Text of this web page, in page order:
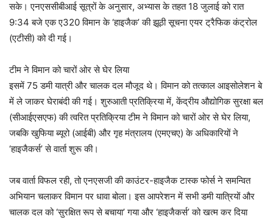
सके। एनएससीबीआई सूत्रों के अनुसार, अभ्यास के तहत 18 जुलाई को रात
9:34 बजे एक ए320 विमान के ‘हाइजैक’ की झूठी सूचना एयर ट्रैफिक कंट्रोल
(एटीसी) को दी गई।
टीम ने विमान को चारों ओर से घेर लिया
इसमें 75 डमी यात्री और चालक दल मौजूद थे। विमान को तत्काल आइसोलेशन बे
में ले जाकर घेराबंदी की गई। शुरुआती प्रतिक्रिया में, केंद्रीय औद्योगिक सुरक्षा बल
(सीआईएसएफ) की त्वरित प्रतिक्रिया टीम ने विमान को चारों ओर से घेर लिया,
जबकि खुफिया ब्यूरो (आईबी) और गृह मंत्रालय (एमएचए) के अधिकारियों ने
‘हाइजैकर्स’ से वार्ता शुरू की।
जब वार्ता विफल रही, तो एनएसजी की काउंटर-हाइजैक टास्क फोर्स ने समन्वित
अभियान चलाकर विमान पर धावा बोला। इस आपरेशन में सभी डमी यात्रियों और
चालक दल को ‘सुरक्षित रूप से बचाया’ गया और ‘हाइजैकर्स’ को खत्म कर दिया